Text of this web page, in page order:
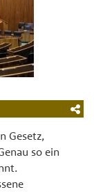
Gesetz,
so ein